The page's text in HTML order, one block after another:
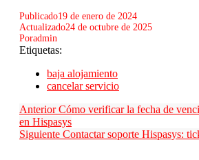
Publicado19 de enero de 2024
Actualizado24 de octubre de 2025
Poradmin
Etiquetas:
baja alojamiento
cancelar servicio
AnteriorCómo verificar la fecha de
en Hispasys
Siguiente Contactar soporte Hispasys: